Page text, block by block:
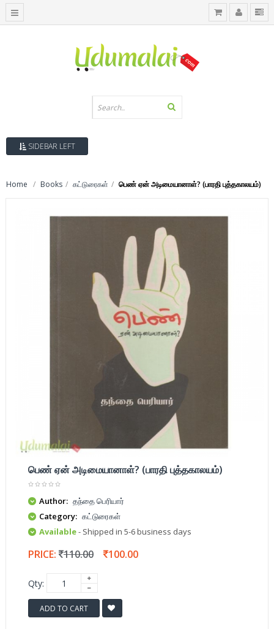
SIDEBAR LEFT
Home Books கட்டுரைகள் பெண் ஏன் அடிமையானாள்? (பாரதி புத்தகாலயம்)
பெண் ஏன் அடிமையானாள்? (பாரதி புத்தகாலயம்)
Author: தந்தை பெரியார்
Category: கட்டுரைகள்
Available- Shipped in 5-6 business days
PRICE: 110.00 100.00
Qty:
ADD TO CART